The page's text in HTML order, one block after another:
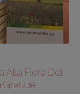
Alla Fiera Del
Grande